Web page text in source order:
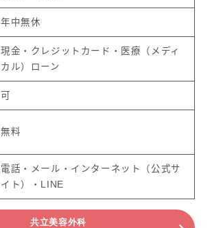
年中無休
現金・クレジットカード・医療（メディ
カル）ローン
可
無料
電話・メール・インターネット（公式サ
イト）・LINE
共立美容外科